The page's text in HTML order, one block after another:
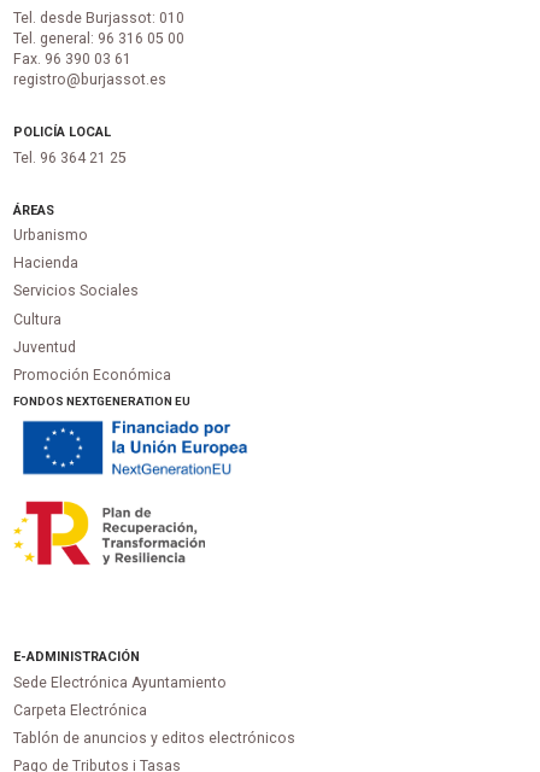
Tel. desde Burjassot: 010
Tel. general: 96 316 05 00
Fax. 96 390 03 61
registro@burjassot.es
POLICÍA LOCAL
Tel. 96 364 21 25
ÁREAS
Urbanismo
Hacienda
Servicios Sociales
Cultura
Juventud
Promoción Económica
FONDOS NEXTGENERATION EU
E-ADMINISTRACIÓN
Sede Electrónica Ayuntamiento
Carpeta Electrónica
Tablón de anuncios y editos electrónicos
Pago de Tributos i Tasas